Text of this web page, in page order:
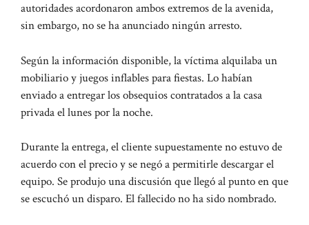
autoridades acordonaron ambos extremos de la avenida,
sin embargo, no se ha anunciado ningún arresto.
Según la información disponible, la víctima alquilaba un
mobiliario y juegos inflables para fiestas. Lo habían
enviado a entregar los obsequios contratados a la casa
privada el lunes por la noche.
Durante la entrega, el cliente supuestamente no estuvo de
acuerdo con el precio y se negó a permitirle descargar el
equipo. Se produjo una discusión que llegó al punto en que
se escuchó un disparo. El fallecido no ha sido nombrado.